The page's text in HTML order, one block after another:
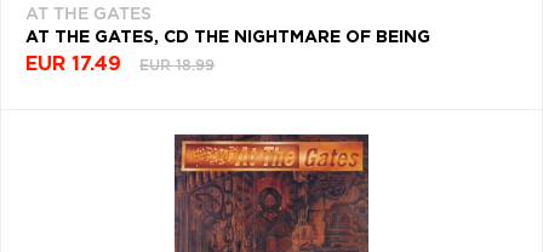
AT THE GATES
AT THE GATES, CD THE NIGHTMARE OF BEING
EUR 17.49 EUR 18.99